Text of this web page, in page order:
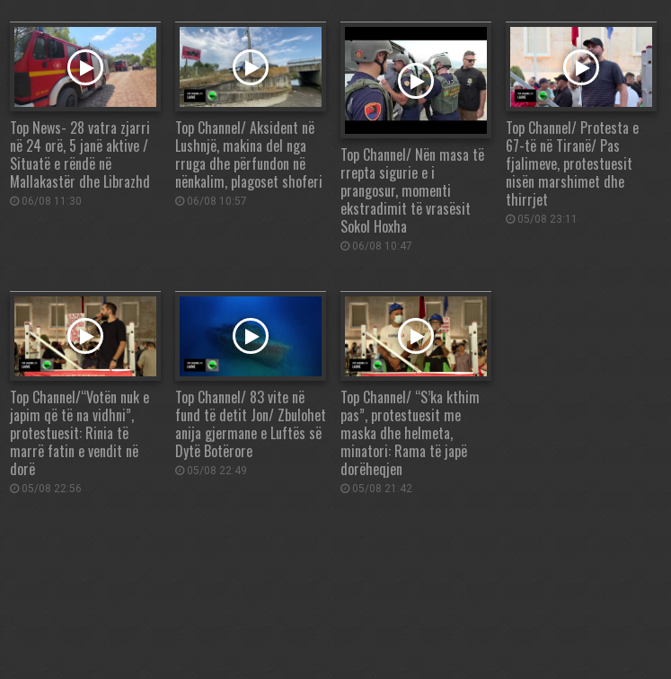
Top News- 28 vatra zjarri
në 24 orë, 5 janë aktive /
Situatë e rëndë në
Mallakastër dhe Librazhd
06/08 11:30
Top Channel/ Aksident në
Lushnjë, makina del nga
rruga dhe përfundon në
nënkalim, plagoset shoferi
06/08 10:57
Top Channel/ Nën masa të
rrepta sigurie e i
prangosur, momenti
ekstradimit të vrasësit
Sokol Hoxha
06/08 10:47
Top Channel/ Protesta e
67-të në Tiranë/ Pas
fjalimeve, protestuesit
nisën marshimet dhe
thirrjet
05/08 23:11
Top Channel/“Votën nuk e
japim që të na vidhni”,
protestuesit: Rinia të
marrë fatin e vendit në
dorë
05/08 22:56
Top Channel/ 83 vite në
fund të detit Jon/ Zbulohet
anija gjermane e Luftës së
Dytë Botërore
05/08 22:49
Top Channel/ “S’ka kthim
pas”, protestuesit me
maska dhe helmeta,
minatori: Rama të japë
dorëheqjen
05/08 21:42